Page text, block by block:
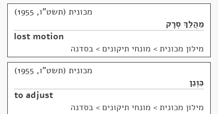
מכונית (תשט"ו, 1955)
מַהֲלַךְ סְרָק
lost motion
מילון מכונית > מונחי תיקונים > בסדנה
מכונית (תשט"ו, 1955)
כִּוְנֵן
to adjust
מילון מכונית > מונחי תיקונים > בסדנה